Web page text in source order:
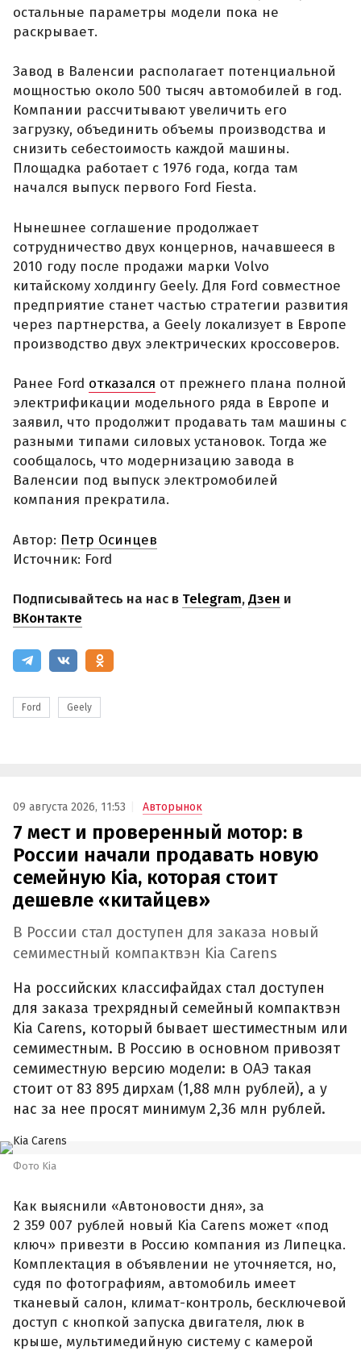
остальные параметры модели пока не
раскрывает.
Завод в Валенсии располагает потенциальной
мощностью около 500 тысяч автомобилей в год.
Компании рассчитывают увеличить его
загрузку, объединить объемы производства и
снизить себестоимость каждой машины.
Площадка работает с 1976 года, когда там
начался выпуск первого Ford Fiesta.
Нынешнее соглашение продолжает
сотрудничество двух концернов, начавшееся в
2010 году после продажи марки Volvo
китайскому холдингу Geely. Для Ford совместное
предприятие станет частью стратегии развития
через партнерства, а Geely локализует в Европе
производство двух электрических кроссоверов.
Ранее Ford отказался от прежнего плана полной
электрификации модельного ряда в Европе и
заявил, что продолжит продавать там машины с
разными типами силовых установок. Тогда же
сообщалось, что модернизацию завода в
Валенсии под выпуск электромобилей
компания прекратила.
Автор: Петр Осинцев
Источник: Ford
Подписывайтесь на нас в Telegram,Дзен и
ВКонтакте
Ford Geely
09 августа 2026, 11:53 Авторынок
7 мест и проверенный мотор: в
России начали продавать новую
семейную Kia, которая стоит
дешевле «китайцев»
В России стал доступен для заказа новый
семиместный компактвэн Kia Carens
На российских классифайдах стал доступен
для заказа трехрядный семейный компактвэн
Kia Carens, который бывает шестиместным или
семиместным. В Россию в основном привозят
семиместную версию модели: в ОАЭ такая
стоит от 83 895 дирхам (1,88 млн рублей), а у
нас за нее просят минимум 2,36 млн рублей.
Фото Kia
Как выяснили «Автоновости дня», за
2 359 007 рублей новый Kia Carens может «под
ключ» привезти в Россию компания из Липецка.
Комплектация в объявлении не уточняется, но,
судя по фотографиям, автомобиль имеет
тканевый салон, климат-контроль, бесключевой
доступ с кнопкой запуска двигателя, люк в
крыше, мультимедийную систему с камерой